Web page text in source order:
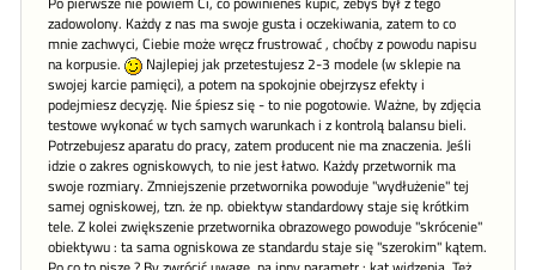
zadowolony. Każdy z nas ma swoje gusta i oczekiwania, zatem to co
mnie zachwyci, Ciebie może wręcz frustrować , choćby z powodu napisu
na korpusie.
Najlepiej jak przetestujesz 2-3 modele (w sklepie na
swojej karcie pamięci), a potem na spokojnie obejrzysz efekty i
podejmiesz decyzję. Nie śpiesz się - to nie pogotowie. Ważne, by zdjęcia
testowe wykonać w tych samych warunkach i z kontrolą balansu bieli.
Potrzebujesz aparatu do pracy, zatem producent nie ma znaczenia. Jeśli
idzie o zakres ogniskowych, to nie jest łatwo. Każdy przetwornik ma
swoje rozmiary. Zmniejszenie przetwornika powoduje "wydłużenie" tej
samej ogniskowej, tzn. że np. obiektyw standardowy staje się krótkim
tele. Z kolei zwiększenie przetwornika obrazowego powoduje "skrócenie"
obiektywu : ta sama ogniskowa ze standardu staje się "szerokim" kątem.